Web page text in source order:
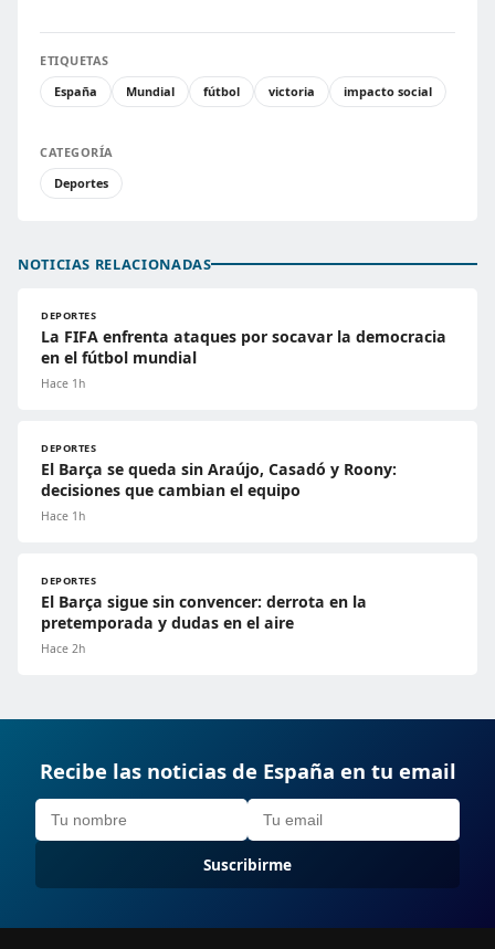
ETIQUETAS
España
Mundial fútbol victoria impacto social
CATEGORÍA
Deportes
NOTICIAS RELACIONADAS
DEPORTES
La FIFA enfrenta ataques por socavar la democracia
en el fútbol mundial
Hace 1h
DEPORTES
El Barça se queda sin Araújo, Casadó y Roony:
decisiones que cambian el equipo
Hace 1h
DEPORTES
El Barça sigue sin convencer: derrota en la
pretemporada y dudas en el aire
Hace 2h
Recibe las noticias de España en tu email
Suscribirme